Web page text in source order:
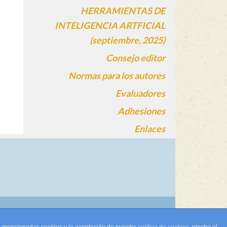
HERRAMIENTAS DE
INTELIGENCIA ARTFICIAL
(septiembre, 2025)
Consejo editor
Normas para los autores
Evaluadores
Adhesiones
Enlaces